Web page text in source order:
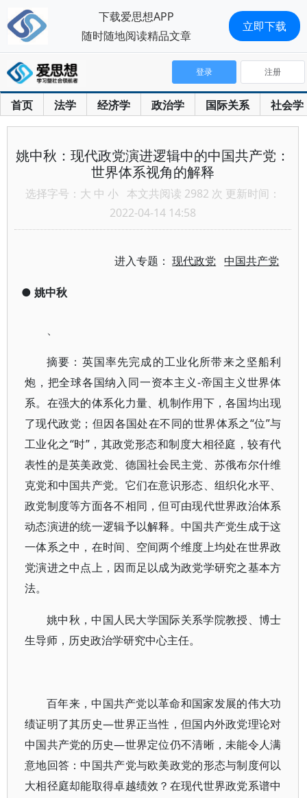
首页 法学 经济学 政治学 国际关系 社会学
登录 注册
姚中秋：现代政党演进逻辑中的中国共产党：
世界体系视角的解释
选择字号： 大 中 小 本文共阅读 2982 次 更新时间：
2022-04-14 14:58
进入专题：现代政党 中国共产党
● 姚中秋
、
摘要：英国率先完成的工业化所带来之坚船利
炮，把全球各国纳入同一资本主义-帝国主义世界体
系。在强大的体系化力量、机制作用下，各国均出现
了现代政党；但因各国处在不同的世界体系之“位”与
工业化之“时”，其政党形态和制度大相径庭，较有代
表性的是英美政党、德国社会民主党、苏俄布尔什维
克党和中国共产党。它们在意识形态、组织化水平、
政党制度等方面各不相同，但可由现代世界政治体系
动态演进的统一逻辑予以解释。中国共产党生成于这
一体系之中，在时间、空间两个维度上均处在世界政
党演进之中点上，因而足以成为政党学研究之基本方
法。
姚中秋，中国人民大学国际关系学院教授、博士
生导师，历史政治学研究中心主任。
百年来，中国共产党以革命和国家发展的伟大功
绩证明了其历史—世界正当性，但国内外政党理论对
中国共产党的历史—世界定位仍不清晰，未能令人满
意地回答：中国共产党与欧美政党的形态与制度何以
大相径庭却能取得卓越绩效？在现代世界政党系谱中
下载爱思想APP
随时随地阅读精品文章
立即下载